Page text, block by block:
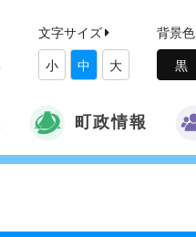
文字サイズ
小 中 大
背景色
町政情報